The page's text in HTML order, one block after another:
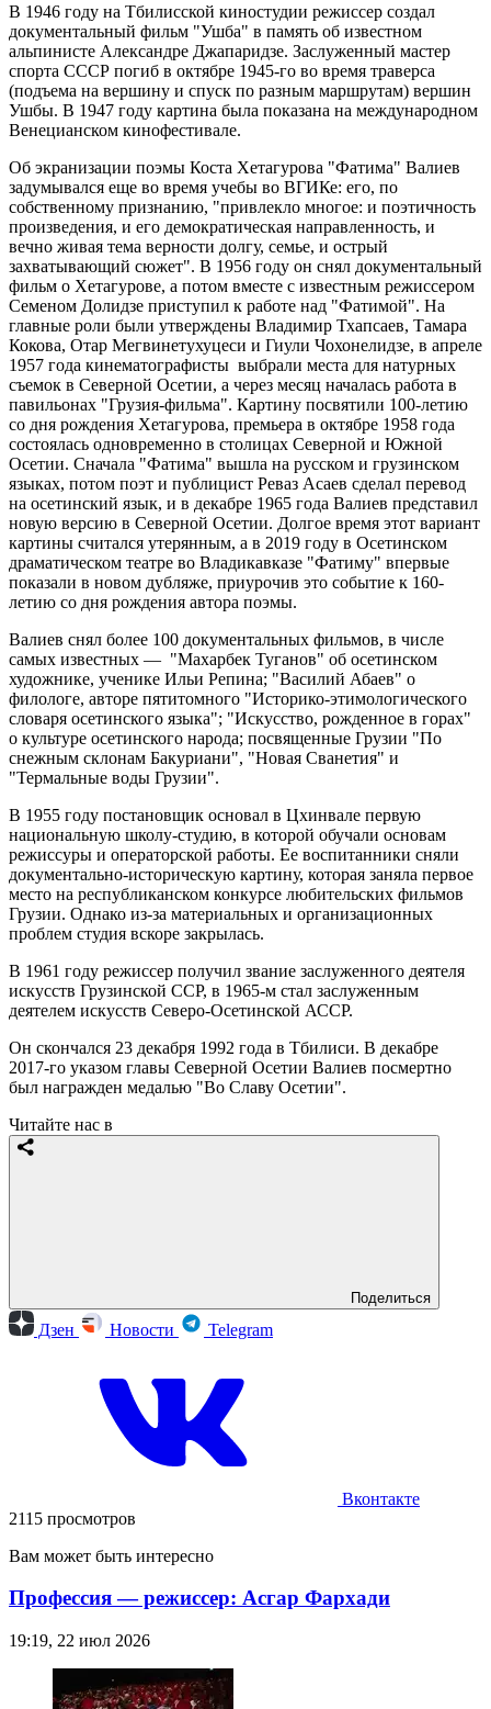
В 1946 году на Тбилисской киностудии режиссер создал
документальный фильм "Ушба" в память об известном
альпинисте Александре Джапаридзе. Заслуженный мастер
спорта СССР погиб в октябре 1945-го во время траверса
(подъема на вершину и спуск по разным маршрутам) вершин
Ушбы. В 1947 году картина была показана на международном
Венецианском кинофестивале.
Об экранизации поэмы Коста Хетагурова "Фатима" Валиев
задумывался еще во время учебы во ВГИКе: его, по
собственному признанию, "привлекло многое: и поэтичность
произведения, и его демократическая направленность, и
вечно живая тема верности долгу, семье, и острый
захватывающий сюжет". В 1956 году он снял документальный
фильм о Хетагурове, а потом вместе с известным режиссером
Семеном Долидзе приступил к работе над "Фатимой". На
главные роли были утверждены Владимир Тхапсаев, Тамара
Кокова, Отар Мегвинетухуцеси и Гиули Чохонелидзе, в апреле
1957 года кинематографисты выбрали места для натурных
съемок в Северной Осетии, а через месяц началась работа в
павильонах "Грузия-фильма". Картину посвятили 100-летию
со дня рождения Хетагурова, премьера в октябре 1958 года
состоялась одновременно в столицах Северной и Южной
Осетии. Сначала "Фатима" вышла на русском и грузинском
языках, потом поэт и публицист Реваз Асаев сделал перевод
на осетинский язык, и в декабре 1965 года Валиев представил
новую версию в Северной Осетии. Долгое время этот вариант
картины считался утерянным, а в 2019 году в Осетинском
драматическом театре во Владикавказе "Фатиму" впервые
показали в новом дубляже, приурочив это событие к 160-
летию со дня рождения автора поэмы.
Валиев снял более 100 документальных фильмов, в числе
самых известных — "Махарбек Туганов" об осетинском
художнике, ученике Ильи Репина; "Василий Абаев" о
филологе, авторе пятитомного "Историко-этимологического
словаря осетинского языка"; "Искусство, рожденное в горах"
о культуре осетинского народа; посвященные Грузии "По
снежным склонам Бакуриани", "Новая Сванетия" и
"Термальные воды Грузии".
В 1955 году постановщик основал в Цхинвале первую
национальную школу-студию, в которой обучали основам
режиссуры и операторской работы. Ее воспитанники сняли
документально-историческую картину, которая заняла первое
место на республиканском конкурсе любительских фильмов
Грузии. Однако из-за материальных и организационных
проблем студия вскоре закрылась.
В 1961 году режиссер получил звание заслуженного деятеля
искусств Грузинской ССР, в 1965-м стал заслуженным
деятелем искусств Северо-Осетинской АССР.
Он скончался 23 декабря 1992 года в Тбилиси. В декабре
2017-го указом главы Северной Осетии Валиев посмертно
был награжден медалью "Во Славу Осетии".
Читайте нас в
Поделиться
Дзен Новости Telegram
Вконтакте
2115 просмотров
Вам может быть интересно
Профессия — режиссер: Асгар Фархади
19:19, 22 июл 2026